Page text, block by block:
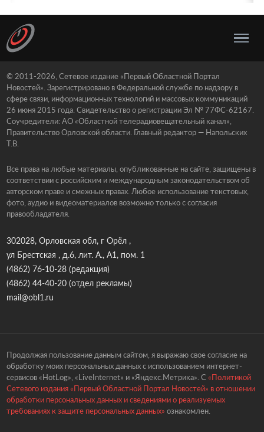
© 2011-2026, Сетевое издание «Первый Областной Портал
Новостей». Зарегистрировано в Федеральной службе по надзору в
сфере связи, информационных технологий и массовых коммуникаций
26 июня 2015 года. Свидетельство о регистрации Эл № 77ФС-62167.
Соучредители: АО «Областной телерадиовещательный канал»,
Правительство Орловской области. Главный редактор — Напольских
Т.В.
Все права на любые материалы, опубликованные на сайте, защищены в
соответствии с российским и международным законодательством об
авторском праве и смежных правах. Любое использование текстовых,
фото, аудио и видеоматериалов возможно только с согласия
правообладателя.
302028, Орловская обл, г Орёл ,
ул Брестская , д.6, лит. А., А1, пом. 1
(4862) 76-10-28(редакция)
(4862) 44-40-20(отдел рекламы)
mail@obl1.ru
Продолжая пользование данным сайтом, я выражаю свое согласие на
обработку моих персональных данных с использованием интернет-
сервисов «HotLog», «LiveInternet» и «Яндекс.Метрика». С «Политикой
Сетевого издания «Первый Областной Портал Новостей» в отношении
обработки персональных данных и сведениями о реализуемых
требованиях к защите персональных данных» ознакомлен.